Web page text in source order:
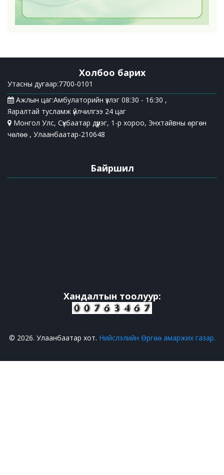
Холбоо барих
Утасны дугаар:7700-0101
Ажлын цаг:Амбулаторийн үзлэг 08:30 - 16:30 ,
Яаралтай тусламж үйлчилгээ 24 цаг
Монгол Улс, Сүхбаатар дүүрэг, 1-р хороо, Энхтайвны өргөн
чөлөө , Улаанбаатар-210648
Байршил
Хандалтын тоолуур:
© 2026. Улаанбаатар хот. Нийслэлийн Өргөө амаржих газар.